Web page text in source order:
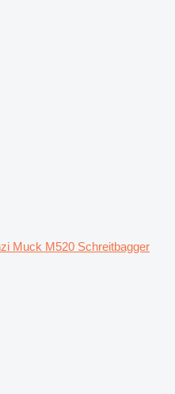
Muck M520 Schreitbagger